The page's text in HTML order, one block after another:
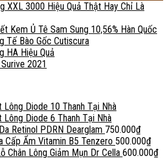
XXL 3000 Hiệu Quả Thật Hay Chỉ Là
Kem Ủ Tê Sam Sung 10,56% Hàn Quốc
Tế Bào Gốc Cutiscura
HA Hiệu Quả
2021
Lông Diode 10 Thanh Tại Nhà
Lông Diode 6 Thanh Tại Nhà
Retinol PDRN Dearglam 750.000₫
Cấp Ẩm Vitamin B5 Tenzero 500.000₫
Chân Lông Giảm Mụn Dr Cella 600.000₫